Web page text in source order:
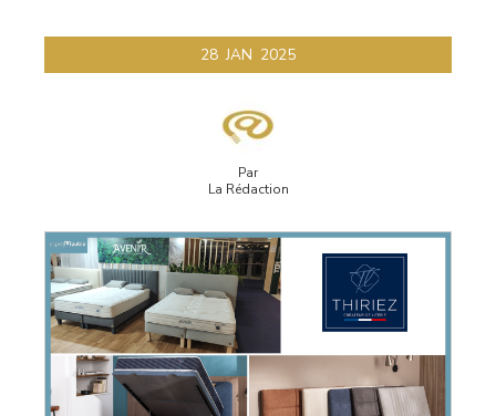
28 JAN 2025
Par
La Rédaction